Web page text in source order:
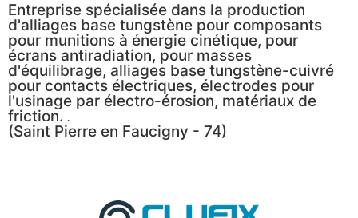
Entreprise spécialisée dans la production
d'alliages base tungstène pour composants
pour munitions à énergie cinétique, pour
écrans antiradiation, pour masses
d'équilibrage, alliages base tungstène-cuivré
pour contacts électriques, électrodes pour
l'usinage par électro-érosion, matériaux de
friction. .
(Saint Pierre en Faucigny - 74)